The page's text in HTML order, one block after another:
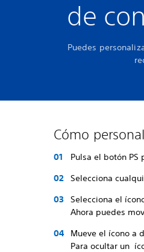
de
Puedes
Cómo
Pulsa el botón PS
Selecciona
Selecciona el
Ahora puedes
Mueve el ícono a
Para ocultar un